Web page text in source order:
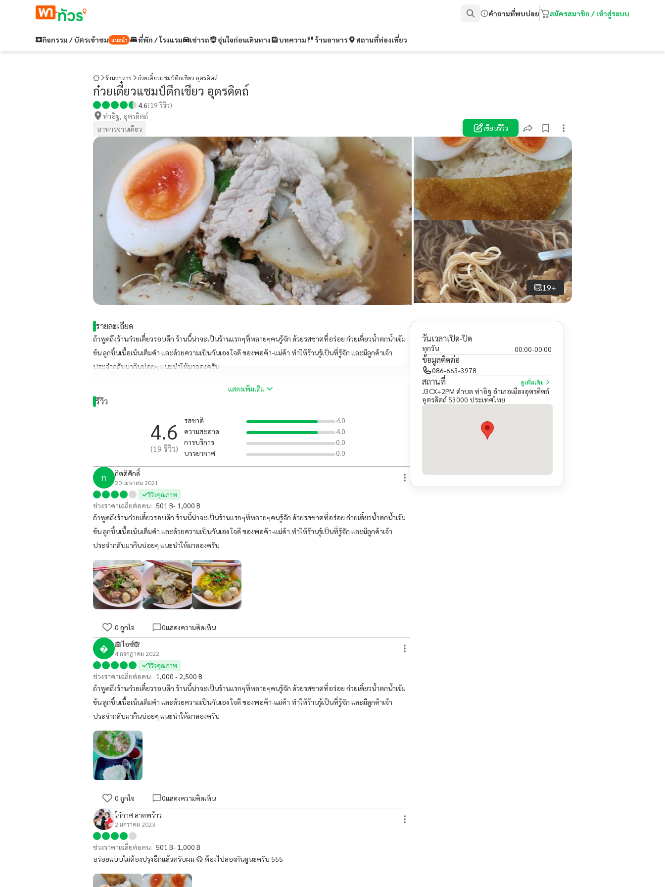
คำถามที่พบบ่อย สมัครสมาชิก / เข้าสู่ระบบ
กิจกรรม / บัตรเข้าชม แนะนำ ที่พัก / โรงแรม เช่ารถ อุ่นใจก่อนเดินทาง บทความ ร้านอาหาร สถานที่ท่องเที่ยว
ร้านอาหาร ก๋วยเตี๋ยวแชมป์ตึกเขียว อุตรดิตถ์
ก๋วยเตี๋ยวแชมป์ตึกเขียว อุตรดิตถ์
4.6(19 รีวิว)
ท่าอิฐ, อุตรดิตถ์
อาหารจานเดียว
เขียนรีวิว
19+
รายละเอียด
ถ้าพูดถึงร้านก๋วยเตี๋ยวรอบดึก ร้านนี้น่าจะเป็นร้านแรกๆที่หลายๆคนรู้จัก ด้วยรสชาตที่อร่อย ก๋วยเตี๋ยวน้ำตกน้ำเข้ม
ข้น ลูกชิ้นเนื้อเน้นเต็มคำ และด้วยความเป็นกันเอง ใจดี ของพ่อค้า-แม่ค้า ทำให้ร้านรู้เป็นที่รู้จัก และมีลูกค้าเจ้า
ประจำกลับมากินบ่อยๆ แนะนำให้มาลองครับ
แสดงเพิ่มเติม
รีวิว
4.6
(19 รีวิว)
รสชาติ
4.0
ความสะอาด
4.0
การบริการ
0.0
บรรยากาศ
0.0
ก กิตติศักดิ์
20 เมษายน 2021
รีวิวคุณภาพ
ช่วงราคาเฉลี่ยต่อคน: 501 ฿- 1,000 ฿
ถ้าพูดถึงร้านก๋วยเตี๋ยวรอบดึก ร้านนี้น่าจะเป็นร้านแรกๆที่หลายๆคนรู้จัก ด้วยรสชาตที่อร่อย ก๋วยเตี๋ยวน้ำตกน้ำเข้ม
ข้น ลูกชิ้นเนื้อเน้นเต็มคำ และด้วยความเป็นกันเอง ใจดี ของพ่อค้า-แม่ค้า ทำให้ร้านรู้เป็นที่รู้จัก และมีลูกค้าเจ้า
ประจำกลับมากินบ่อยๆ แนะนำให้มาลองครับ
0 ถูกใจ 0แสดงความคิดเห็น
 🙈ไอซ์🙈
4 กรกฎาคม 2022
รีวิวคุณภาพ
ช่วงราคาเฉลี่ยต่อคน: 1,000 - 2,500 ฿
ถ้าพูดถึงร้านก๋วยเตี๋ยวรอบดึก ร้านนี้น่าจะเป็นร้านแรกๆที่หลายๆคนรู้จัก ด้วยรสชาตที่อร่อย ก๋วยเตี๋ยวน้ำตกน้ำเข้ม
ข้น ลูกชิ้นเนื้อเน้นเต็มคำ และด้วยความเป็นกันเอง ใจดี ของพ่อค้า-แม่ค้า ทำให้ร้านรู้เป็นที่รู้จัก และมีลูกค้าเจ้า
ประจำกลับมากินบ่อยๆ แนะนำให้มาลองครับ
0 ถูกใจ 0แสดงความคิดเห็น
โก๋กาศ ลาดพร้าว
2 มกราคม 2023
ช่วงราคาเฉลี่ยต่อคน: 501 ฿- 1,000 ฿
อร่อยแบบไม่ต้องปรุงอีกแล้วครับผม 😋 ต้องไปลองกันดูนะครับ 555
วันเวลาเปิด-ปิด
ทุกวัน 00:00-00:00
ข้อมูลติดต่อ
086-663-3978
สถานที่ ดูเพิ่มเติม
J3CX+2PM ตำบล ท่าอิฐ อำเภอเมืองอุตรดิตถ์
อุตรดิตถ์ 53000 ประเทศไทย